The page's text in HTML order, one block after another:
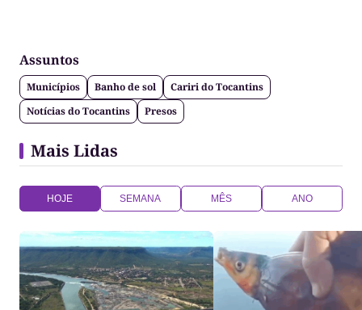
Assuntos
Municípios Banho de sol
Cariri do Tocantins
Notícias do Tocantins
Presos
Mais Lidas
HOJE SEMANA MÊS ANO